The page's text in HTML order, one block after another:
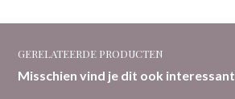
GERELATEERDE PRODUCTEN
Misschien vind je dit ook interessant